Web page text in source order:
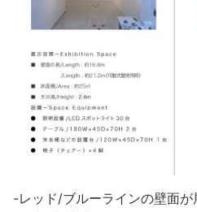
-レッド/ブルーラインの壁面が